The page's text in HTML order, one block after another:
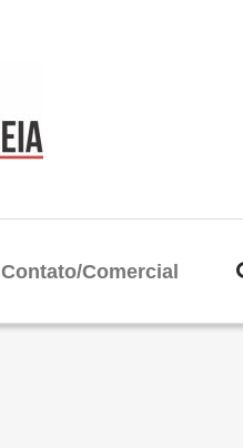
Contato/Comercial